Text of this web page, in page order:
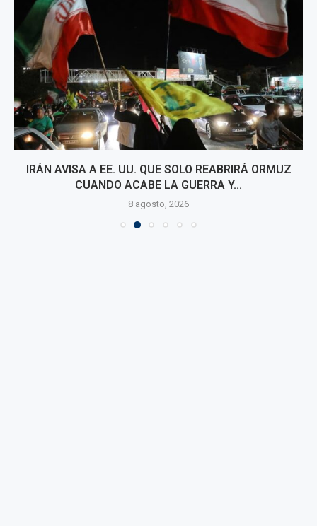
IRÁN AVISA A EE. UU. QUE SOLO REABRIRÁ ORMUZ
CUANDO ACABE LA GUERRA Y...
8 agosto, 2026